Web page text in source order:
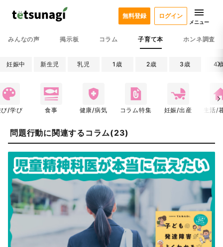
みんなの声 掲示板 コラム 子育て本 ホンネ調査
無料登録 ログイン
メニュー
妊娠中 新生児 乳児 1歳 2歳 3歳 4
び/学び 食事 健康/病気 コラム特集 妊娠/出産 生活/
問題行動に関連するコラム(23)